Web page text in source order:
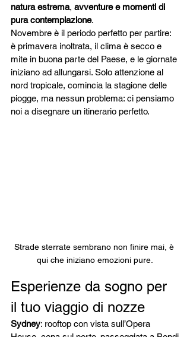
natura estrema, avventure e momenti di
pura contemplazione.
Novembre è il periodo perfetto per partire:
è primavera inoltrata, il clima è secco e
mite in buona parte del Paese, e le giornate
iniziano ad allungarsi. Solo attenzione al
nord tropicale, comincia la stagione delle
piogge, ma nessun problema: ci pensiamo
noi a disegnare un itinerario perfetto.
Strade sterrate sembrano non finire mai, è
qui che iniziano emozioni pure.
Esperienze da sogno per
il tuo viaggio di nozze
Sydney: rooftop con vista sull’Opera